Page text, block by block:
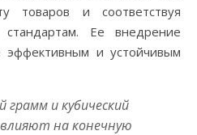
товаров и соответствуя
стандартам. Ее внедрение
эффективным и устойчивым
грамм и кубический
на конечную